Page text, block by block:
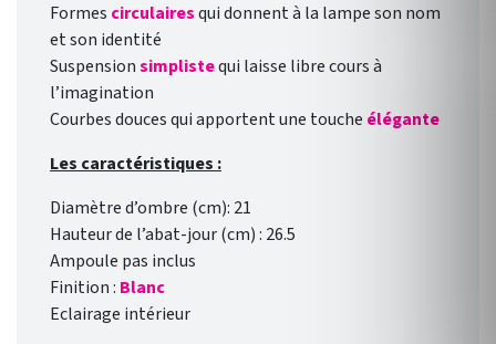
Formes circulairesqui donnent à la lampe son nom
et son identité
Suspensionsimplistequi laisse libre cours à
l’imagination
Courbes douces qui apportent une touche élégante
Les caractéristiques :
Diamètre d’ombre (cm): 21
Hauteur de l’abat-jour (cm) : 26.5
Ampoule pas inclus
Finition : Blanc
Eclairage intérieur